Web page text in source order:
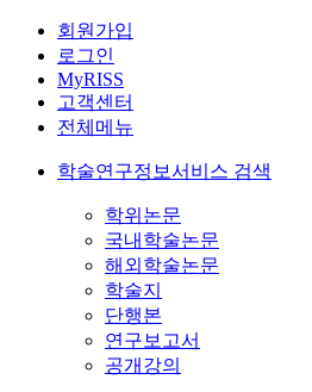
회원가입
로그인
MyRISS
고객센터
전체메뉴
학술연구정보서비스 검색
학위논문
국내학술논문
해외학술논문
학술지
단행본
연구보고서
공개강의